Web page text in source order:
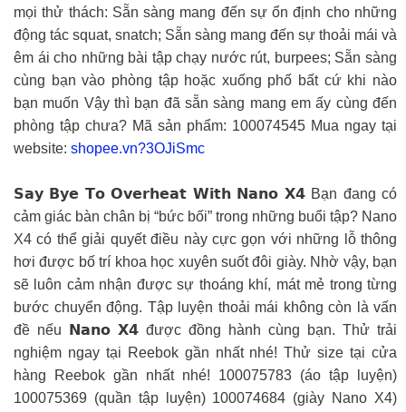
mọi thử thách: Sẵn sàng mang đến sự ổn định cho những
động tác squat, snatch; Sẵn sàng mang đến sự thoải mái và
êm ái cho những bài tập chạy nước rút, burpees; Sẵn sàng
cùng bạn vào phòng tập hoặc xuống phố bất cứ khi nào
bạn muốn Vậy thì bạn đã sẵn sàng mang em ấy cùng đến
phòng tập chưa? Mã sản phẩm: 100074545 Mua ngay tại
website: shopee.vn?3OJiSmc
𝗦𝗮𝘆 𝗕𝘆𝗲 𝗧𝗼 𝗢𝘃𝗲𝗿𝗵𝗲𝗮𝘁 𝗪𝗶𝘁𝗵 𝗡𝗮𝗻𝗼 𝗫𝟰 Bạn đang có
cảm giác bàn chân bị “bức bối” trong những buổi tập? Nano
X4 có thể giải quyết điều này cực gọn với những lỗ thông
hơi được bố trí khoa học xuyên suốt đôi giày. Nhờ vậy, bạn
sẽ luôn cảm nhận được sự thoáng khí, mát mẻ trong từng
bước chuyển động. Tập luyện thoải mái không còn là vấn
đề nếu 𝗡𝗮𝗻𝗼 𝗫𝟰 được đồng hành cùng bạn. Thử trải
nghiệm ngay tại Reebok gần nhất nhé! Thử size tại cửa
hàng Reebok gần nhất nhé! 100075783 (áo tập luyện)
100075369 (quần tập luyện) 100074684 (giày Nano X4)